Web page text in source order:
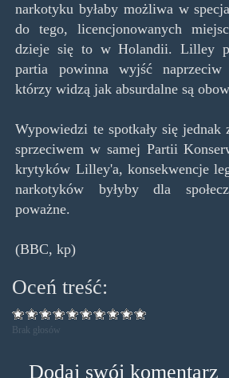
narkotyku byłaby możliwa w
do tego, licencjonowanych
dzieje się to w Holandii. Lilley
partia powinna wyjść naprzeciw
którzy widzą jak absurdalne są
Wypowiedzi te spotkały się jednak
sprzeciwem w samej Partii
krytyków Lilley'a, konsekwencje
narkotyków byłyby dla
poważne.
(BBC, kp)
Oceń treść:
Brak głosów
Dodaj swój komentarz